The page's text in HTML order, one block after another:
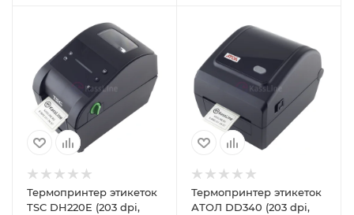
Термопринтер этикеток
TSC DH220E (203 dpi,
Термопринтер этикеток
АТОЛ DD340 (203 dpi,